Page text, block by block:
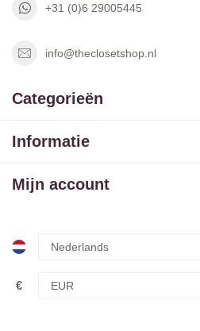
+31 (0)6 29005445
info@theclosetshop.nl
Categorieën
Informatie
Mijn account
€